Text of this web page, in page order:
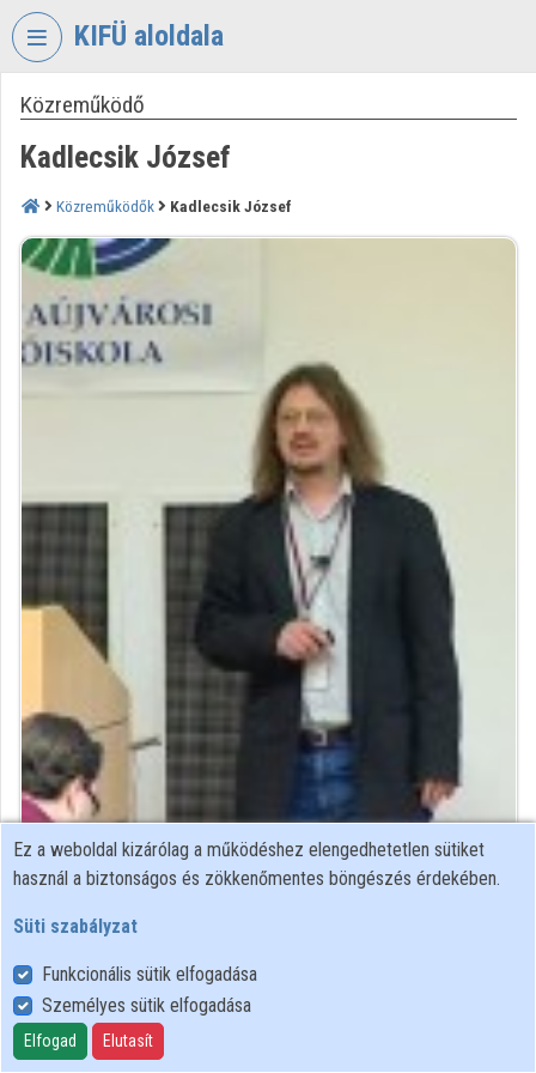
Fejléc kihagyása
KIFÜ aloldala
VIDEOTORIUM
KORMÁNYZATI
INFORMATIKAI
ÜGYNÖKSÉG
Intézményi kezdőlap
Bejelentkezés
Intézményi listák
Közreműködők
Közreműködő
Kadlecsik József
Közreműködők Kadlecsik József
Közreműködő felvételei
Névjegyek
Névjegy
MTA KFKI Részecske- és Magfizikai Kutatóintézet
Ez a weboldal kizárólag a működéshez elengedhetetlen sütiket
használ a biztonságos és zökkenőmentes böngészés érdekében.
Süti szabályzat
Funkcionális sütik elfogadása
Személyes sütik elfogadása
Elfogad Elutasít